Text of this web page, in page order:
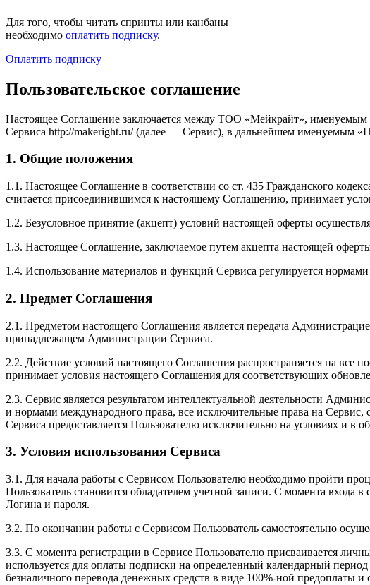
Для того, чтобы читать спринты или канбаны
необходимо оплатить подписку.
Оплатить подписку
Пользовательское соглашение
Настоящее Соглашение заключается между ТОО «Мейкрайт»,
Сервиса http://makeright.ru/ (далее — Сервис), в дальнейшем именуемым
1. Общие положения
1.1. Настоящее Соглашение в соответствии со ст. 435 Гражданского
считается присоединившимся к настоящему Соглашению, принимает
1.2. Безусловное принятие (акцепт) условий настоящей оферты
1.3. Настоящее Соглашение, заключаемое путем акцепта настоящей
1.4. Использование материалов и функций Сервиса регулируется
2. Предмет Соглашения
2.1. Предметом настоящего Соглашения является передача
принадлежащем Администрации Сервиса.
2.2. Действие условий настоящего Соглашения распространяется на
принимает условия настоящего Соглашения для соответствующих
2.3. Сервис является результатом интеллектуальной деятельности
и нормами международного права, все исключительные права на
Сервиса предоставляется Пользователю исключительно на условиях и в
3. Условия использования Сервиса
3.1. Для начала работы с Сервисом Пользователю необходимо пройти
Пользователь становится обладателем учетной записи. С момента входа
Логина и пароля.
3.2. По окончании работы с Сервисом Пользователь самостоятельно
3.3. С момента регистрации в Сервисе Пользователю присваивается
используется для оплаты подписки на определенный календарный
безналичного перевода денежных средств в виде 100%-ной предоплаты и